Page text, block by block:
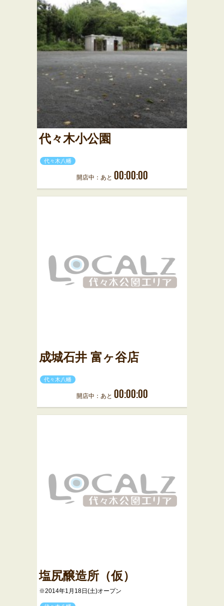
代々木小公園
代々木八幡
開店中：あと 00:00:00
成城石井 富ヶ谷店
代々木八幡
開店中：あと 00:00:00
塩尻醸造所（仮）
※2014年1月18日(土)オープン